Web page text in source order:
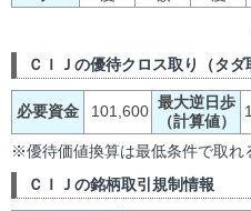
ＣＩＪの優待クロス取り（タダ
必要資金 101,600 最大逆日歩
（計算値）
※優待価値換算は最低条件で取れ
ＣＩＪの銘柄取引規制情報